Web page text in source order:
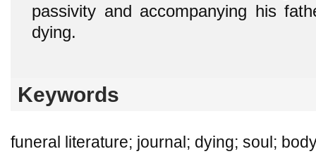
passivity and accompanying his
dying.
Keywords
funeral literature; journal; dying; soul;